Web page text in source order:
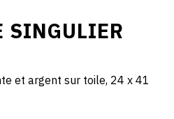
SINGULIER
et argent sur toile, 24 x 41